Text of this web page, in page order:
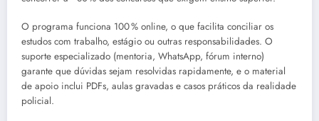
O programa funciona 100 % online, o que facilita conciliar os
estudos com trabalho, estágio ou outras responsabilidades. O
suporte especializado (mentoria, WhatsApp, fórum interno)
garante que dúvidas sejam resolvidas rapidamente, e o material
de apoio inclui PDFs, aulas gravadas e casos práticos da realidade
policial.